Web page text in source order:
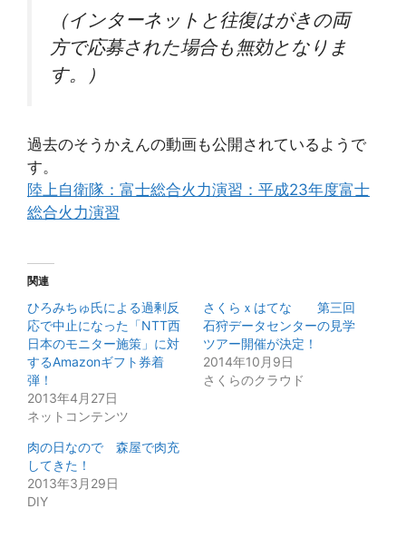
（インターネットと往復はがきの両
方で応募された場合も無効となりま
す。）
過去のそうかえんの動画も公開されているようで
す。
陸上自衛隊：富士総合火力演習：平成23年度富士
総合火力演習
関連
ひろみちゅ氏による過剰反
応で中止になった「NTT西
日本のモニター施策」に対
するAmazonギフト券着
弾！
2013年4月27日
ネットコンテンツ
さくらｘはてな 第三回
石狩データセンターの見学
ツアー開催が決定！
2014年10月9日
さくらのクラウド
肉の日なので 森屋で肉充
してきた！
2013年3月29日
DIY